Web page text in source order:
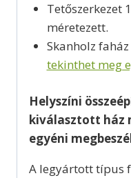
Tetőszerkezet
méretezett.
Skanholz
tekinthet meg
Helyszíni
kiválasztott ház
egyéni
A legyártott típus